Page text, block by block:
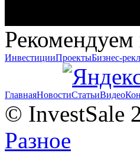
Рекомендуем
ИнвестицииПроектыБизнес-
ГлавнаяНовостиСтатьиВидео
© InvestSale
Разное